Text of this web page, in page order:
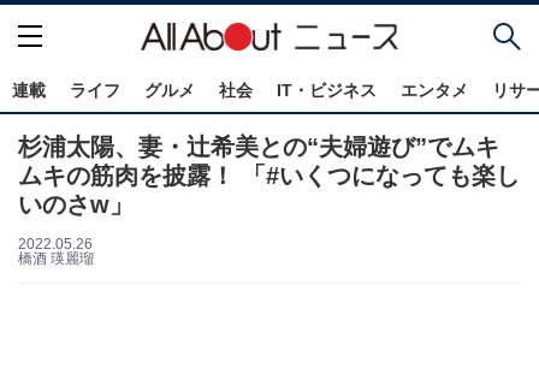
連載 ライフ グルメ 社会 IT・ビジネス エンタメ リサ
杉浦太陽、妻・辻希美との“夫婦遊び”でムキ
ムキの筋肉を披露！ 「#いくつになっても楽し
いのさw」
2022.05.26
橋酒 瑛麗瑠